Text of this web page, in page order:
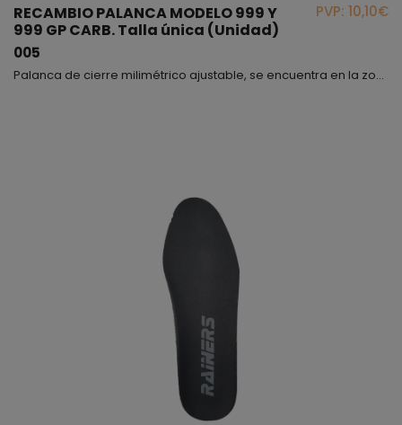
RECAMBIO PALANCA MODELO 999 Y
999 GP CARB. Talla única (Unidad)
005
PVP: 10,10€
Palanca de cierre milimétrico ajustable, se encuentra en la zona del empeine y en la parte superior de la bota, apta para los modelos 999GP Carbono y 999.